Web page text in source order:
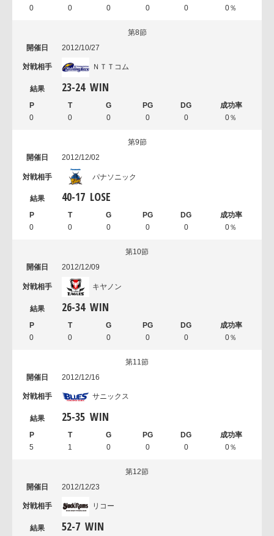
0 0 0 0 0 0％
第8節
2012/10/27
ＮＴＴコム
23-24 WIN
0 0 0 0 0 0％
第9節
2012/12/02
パナソニック
40-17 LOSE
0 0 0 0 0 0％
第10節
2012/12/09
キヤノン
26-34 WIN
0 0 0 0 0 0％
第11節
2012/12/16
サニックス
25-35 WIN
5 1 0 0 0 0％
第12節
2012/12/23
リコー
52-7 WIN